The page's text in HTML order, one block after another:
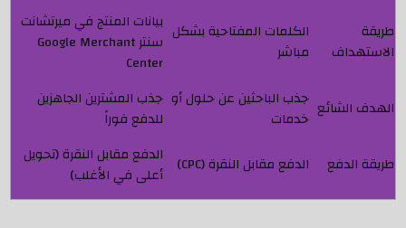
طريقة
الاستهداف
الكلمات المفتاحية بشكل
مباشر
بيانات المنتج في ميرتشانت
سنتر Google Merchant
Center
الهدف الشائع جذب الباحثين عن حلول أو
خدمات
جذب المشترين الجاهزين
للدفع فوراً
طريقة الدفع
الدفع مقابل النقرة (CPC)
الدفع مقابل النقرة (تحويل
أعلى في الأغلب)